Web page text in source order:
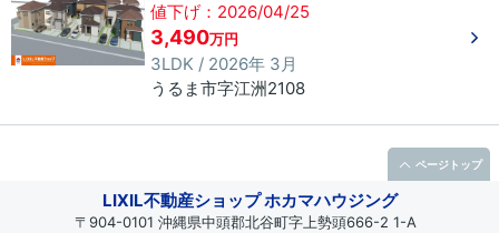
値下げ：2026/04/25
3,490万円
3LDK / 2026年 3月
うるま市字江洲2108
LIXIL不動産ショップ ホカマハウジング
〒904-0101 沖縄県中頭郡北谷町字上勢頭666-2 1-A
ページトップ